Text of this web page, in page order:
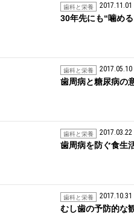
歯科と栄養 2017.11.01
30年先にも“噛め
歯科と栄養 2017.05.10
歯周病と糖尿病の
歯科と栄養 2017.03.22
歯周病を防ぐ食生
歯科と栄養 2017.10.31
むし歯の予防的な